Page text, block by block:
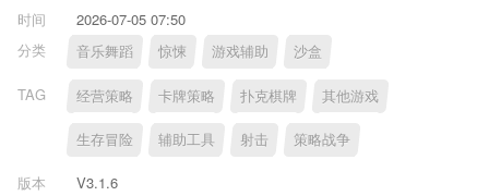
时间
2026-07-05 07:50
分类
音乐舞蹈 惊悚 游戏辅助 沙盒
TAG 经营策略 卡牌策略 扑克棋牌 其他游戏
生存冒险 辅助工具 射击 策略战争
版本
V3.1.6